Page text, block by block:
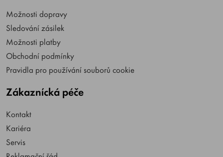
Možnosti dopravy
Sledování zásilek
Možnosti platby
Obchodní podmínky
Pravidla pro používání souborů cookie
Zákaznícká péče
Kontakt
Kariéra
Servis